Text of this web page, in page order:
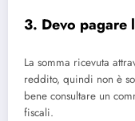
3. Devo pagare
La somma ricevuta
reddito, quindi non è
bene consultare un
fiscali.